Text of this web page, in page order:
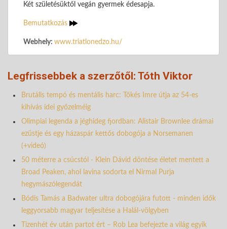
Két születésüktől vegán gyermek édesapja.
Bemutatkozás
Webhely: www.triatlonedzo.hu/
Legfrissebbek a szerzőtől: Tóth Viktor
Brutális tempó és mentális harc: Tőkés Imre útja az 54-es
kihívás idei győzelméig
Olimpiai legenda a jéghideg fjordban: Alistair Brownlee drámai
ezüstje és egy házaspár kettős dobogója a Norsemanen
(+videó)
50 méterre a csúcstól - Klein Dávid döntése életet mentett a
Broad Peaken, ahol lavina sodorta el Nirmal Purja
hegymászólegendát
Bódis Tamás a Badwater ultra dobogójára futott - minden idők
leggyorsabb magyar teljesítése a Halál-völgyben
Tizenhét év után partot ért – Rob Lea befejezte a világ egyik